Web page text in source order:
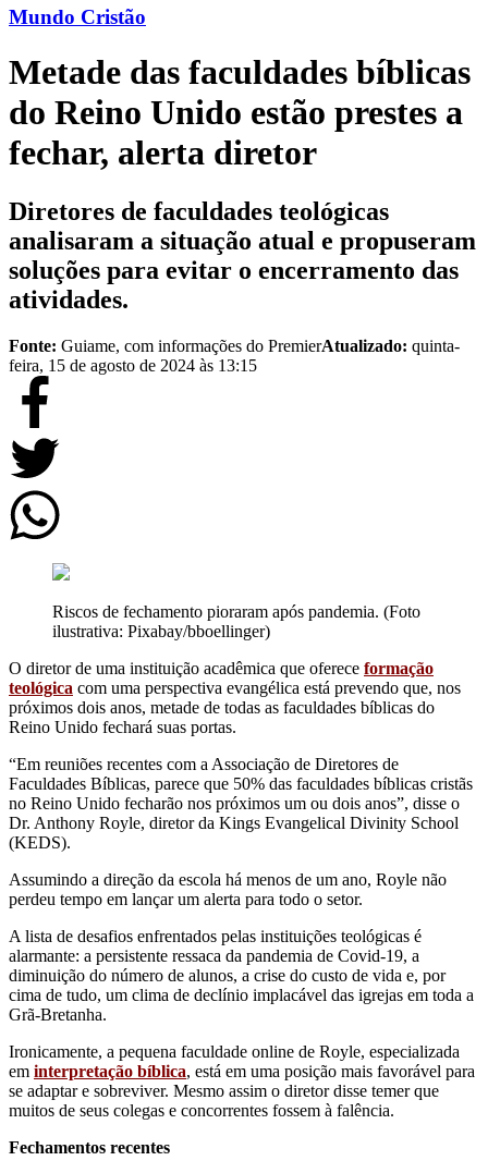
Mundo Cristão
Metade das faculdades bíblicas
do Reino Unido estão prestes a
fechar, alerta diretor
Diretores de faculdades teológicas
analisaram a situação atual e propuseram
soluções para evitar o encerramento das
atividades.
Fonte: Guiame, com informações do PremierAtualizado: quinta-
feira, 15 de agosto de 2024 às 13:15
Riscos de fechamento pioraram após pandemia. (Foto
ilustrativa: Pixabay/bboellinger)
O diretor de uma instituição acadêmica que oferece formação
teológica com uma perspectiva evangélica está prevendo que, nos
próximos dois anos, metade de todas as faculdades bíblicas do
Reino Unido fechará suas portas.
“Em reuniões recentes com a Associação de Diretores de
Faculdades Bíblicas, parece que 50% das faculdades bíblicas cristãs
no Reino Unido fecharão nos próximos um ou dois anos”, disse o
Dr. Anthony Royle, diretor da Kings Evangelical Divinity School
(KEDS).
Assumindo a direção da escola há menos de um ano, Royle não
perdeu tempo em lançar um alerta para todo o setor.
A lista de desafios enfrentados pelas instituições teológicas é
alarmante: a persistente ressaca da pandemia de Covid-19, a
diminuição do número de alunos, a crise do custo de vida e, por
cima de tudo, um clima de declínio implacável das igrejas em toda a
Grã-Bretanha.
Ironicamente, a pequena faculdade online de Royle, especializada
em interpretação bíblica, está em uma posição mais favorável para
se adaptar e sobreviver. Mesmo assim o diretor disse temer que
muitos de seus colegas e concorrentes fossem à falência.
Fechamentos recentes